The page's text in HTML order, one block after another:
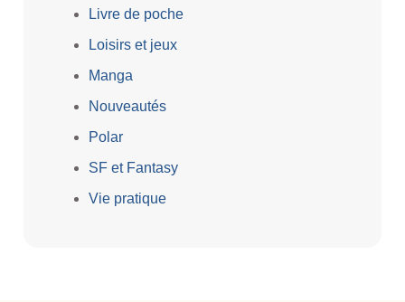
Livre de poche
Loisirs et jeux
Manga
Nouveautés
Polar
SF et Fantasy
Vie pratique